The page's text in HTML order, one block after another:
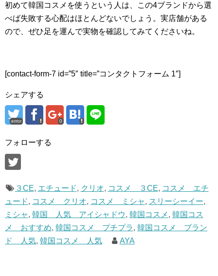
初めて韓国コスメを使うという人は、この4ブランドから選
べば失敗する心配はほとんどないでしょう。実店舗がある
ので、ぜひ足を運んで実物を確認してみてくださいね。
[contact-form-7 id=”5″ title=”コンタクトフォーム 1″]
シェアする
error 0
フォローする
３CE, エチュード, クリオ, コスメ ３CE, コスメ エチ
ュード, コスメ クリオ, コスメ ミシャ, スリーシーイー,
ミシャ, 韓国 人気 アイシャドウ, 韓国コスメ , 韓国コス
メ おすすめ, 韓国コスメ プチプラ, 韓国コスメ ブラン
ド 人気, 韓国コスメ 人気 AYA